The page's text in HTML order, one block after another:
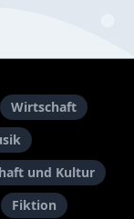
Wirtschaft
und Kultur
Fiktion